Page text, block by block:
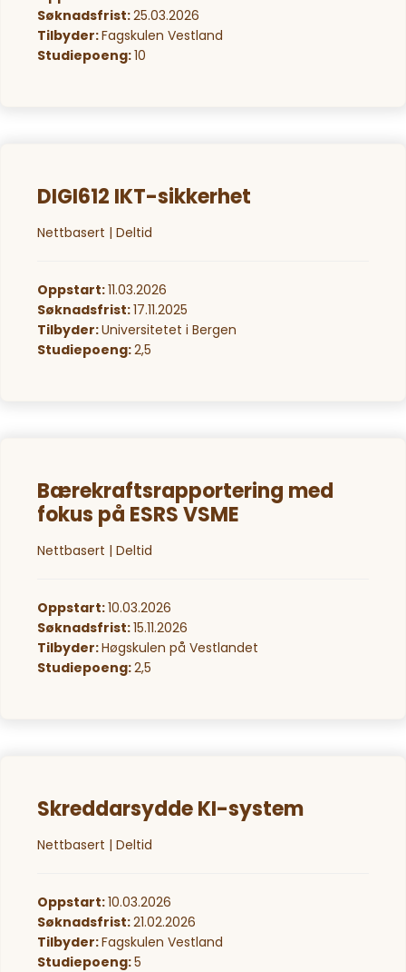
Søknadsfrist:25.03.2026
Tilbyder:Fagskulen Vestland
Studiepoeng:10
DIGI612 IKT-sikkerhet
Nettbasert | Deltid
Oppstart:11.03.2026
Søknadsfrist:17.11.2025
Tilbyder:Universitetet i Bergen
Studiepoeng:2,5
Bærekraftsrapportering med
fokus på ESRS VSME
Nettbasert | Deltid
Oppstart:10.03.2026
Søknadsfrist:15.11.2026
Tilbyder:Høgskulen på Vestlandet
Studiepoeng:2,5
Skreddarsydde KI-system
Nettbasert | Deltid
Oppstart:10.03.2026
Søknadsfrist:21.02.2026
Tilbyder:Fagskulen Vestland
Studiepoeng:5